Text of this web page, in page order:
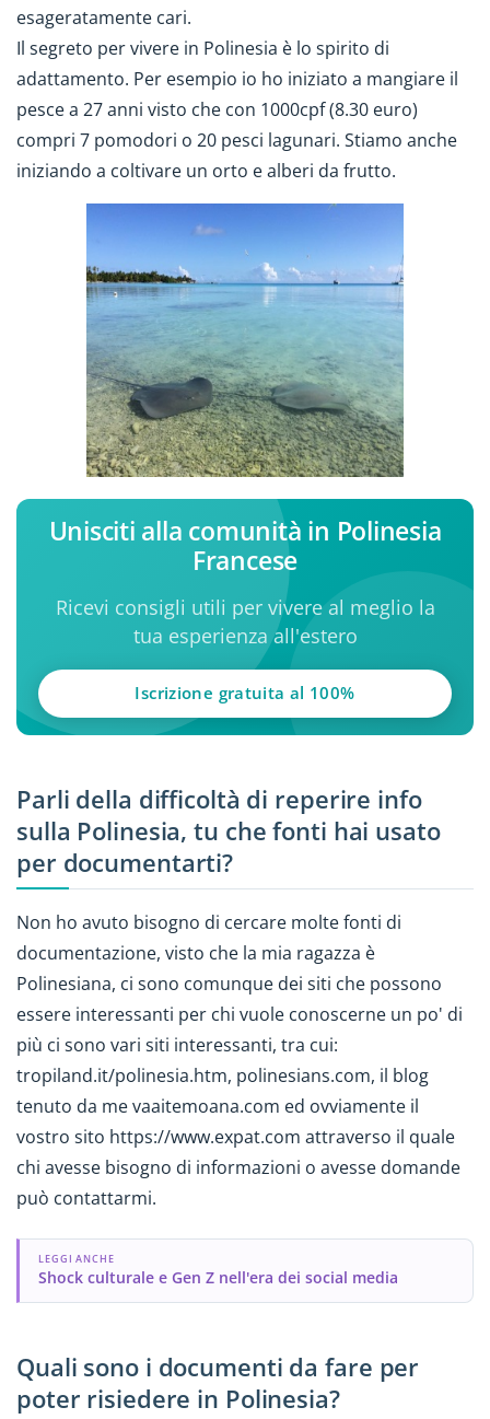
esageratamente cari.
Il segreto per vivere in Polinesia è lo spirito di
adattamento. Per esempio io ho iniziato a mangiare il
pesce a 27 anni visto che con 1000cpf (8.30 euro)
compri 7 pomodori o 20 pesci lagunari. Stiamo anche
iniziando a coltivare un orto e alberi da frutto.
Unisciti alla comunità in Polinesia
Francese
Ricevi consigli utili per vivere al meglio la
tua esperienza all'estero
Iscrizione gratuita al 100%
Parli della difficoltà di reperire info
sulla Polinesia, tu che fonti hai usato
per documentarti?
Non ho avuto bisogno di cercare molte fonti di
documentazione, visto che la mia ragazza è
Polinesiana, ci sono comunque dei siti che possono
essere interessanti per chi vuole conoscerne un po' di
più ci sono vari siti interessanti, tra cui:
tropiland.it/polinesia.htm, polinesians.com, il blog
tenuto da me vaaitemoana.com ed ovviamente il
vostro sito https://www.expat.com attraverso il quale
chi avesse bisogno di informazioni o avesse domande
può contattarmi.
LEGGI ANCHE
Shock culturale e Gen Z nell'era dei social media
Quali sono i documenti da fare per
poter risiedere in Polinesia?